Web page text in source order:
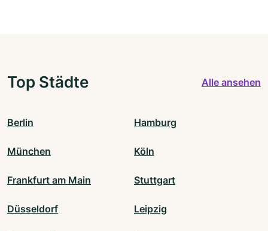
Top Städte Alle ansehen
Berlin Hamburg
München Köln
Frankfurt am Main Stuttgart
Düsseldorf Leipzig